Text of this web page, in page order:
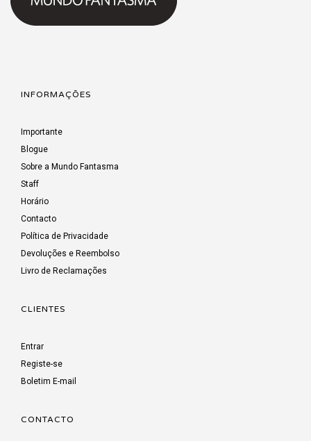
INFORMAÇÕES
Importante
Blogue
Sobre a Mundo Fantasma
Staff
Horário
Contacto
Política de Privacidade
Devoluções e Reembolso
Livro de Reclamações
CLIENTES
Entrar
Registe-se
Boletim E-mail
CONTACTO